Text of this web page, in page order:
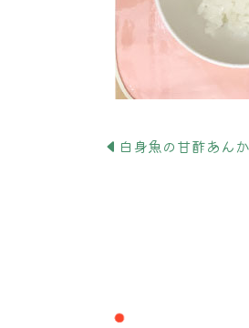
白身魚の甘酢あん